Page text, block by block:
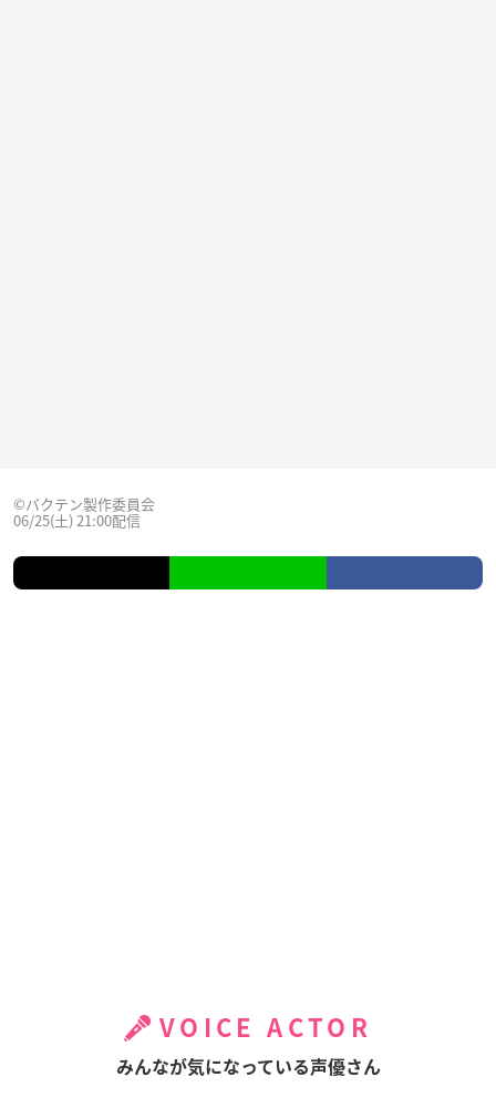
©バクテン製作委員会
06/25(土) 21:00配信
VOICE ACTOR
みんなが気になっている声優さん